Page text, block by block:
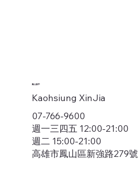
鳳山新甲
Kaohsiung XinJia
07-766-9600
週一三四五 12:00-21:00
週二 15:00-21:00
高雄市鳳山區新強路279號